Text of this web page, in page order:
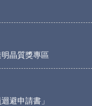
明晶質獎專區
避申請書」